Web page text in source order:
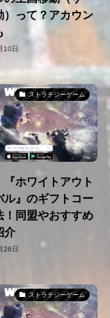
）って？アカウン
10日
ストラテジーゲーム
『ホワイトアウト
ル』のギフトコー
！同盟やおすすめ
介
26日
ストラテジーゲーム